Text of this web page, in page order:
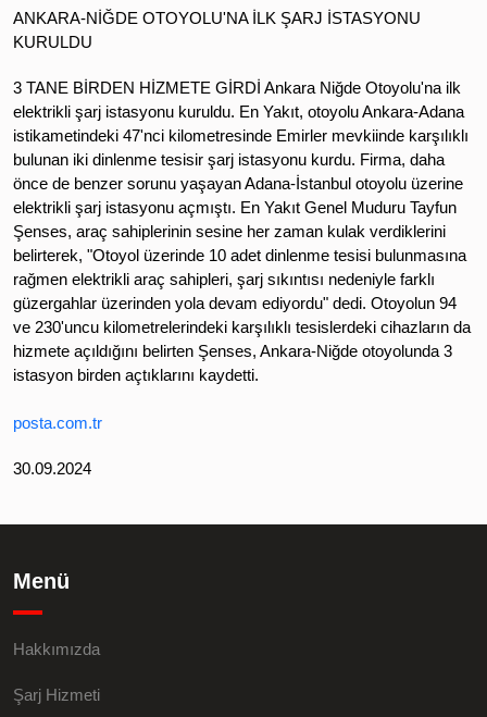
ANKARA-NİĞDE OTOYOLU'NA İLK ŞARJ İSTASYONU
KURULDU
3 TANE BİRDEN HİZMETE GİRDİ Ankara Niğde Otoyolu'na ilk
elektrikli şarj istasyonu kuruldu. En Yakıt, otoyolu Ankara-Adana
istikametindeki 47'nci kilometresinde Emirler mevkiinde karşılıklı
bulunan iki dinlenme tesisir şarj istasyonu kurdu. Firma, daha
önce de benzer sorunu yaşayan Adana-İstanbul otoyolu üzerine
elektrikli şarj istasyonu açmıştı. En Yakıt Genel Muduru Tayfun
Şenses, araç sahiplerinin sesine her zaman kulak verdiklerini
belirterek, "Otoyol üzerinde 10 adet dinlenme tesisi bulunmasına
rağmen elektrikli araç sahipleri, şarj sıkıntısı nedeniyle farklı
güzergahlar üzerinden yola devam ediyordu" dedi. Otoyolun 94
ve 230'uncu kilometrelerindeki karşılıklı tesislerdeki cihazların da
hizmete açıldığını belirten Şenses, Ankara-Niğde otoyolunda 3
istasyon birden açtıklarını kaydetti.
posta.com.tr
30.09.2024
Menü
Hakkımızda
Şarj Hizmeti